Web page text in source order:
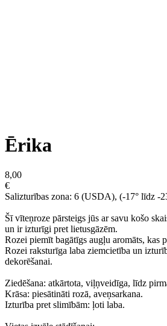
Ērika
8,00
€
Salizturības zona: 6 (USDA), (-17° līdz -
Šī vīteņroze pārsteigs jūs ar savu košo
un ir izturīgi pret lietusgāzēm.
Rozei piemīt bagātīgs augļu aromāts, kas
Rozei raksturīga laba ziemcietība un
dekorēšanai.
Ziedēšana: atkārtota, viļņveidīga, līdz
Krāsa: piesātināti rozā, aveņsarkana.
Izturība pret slimībām: ļoti laba.